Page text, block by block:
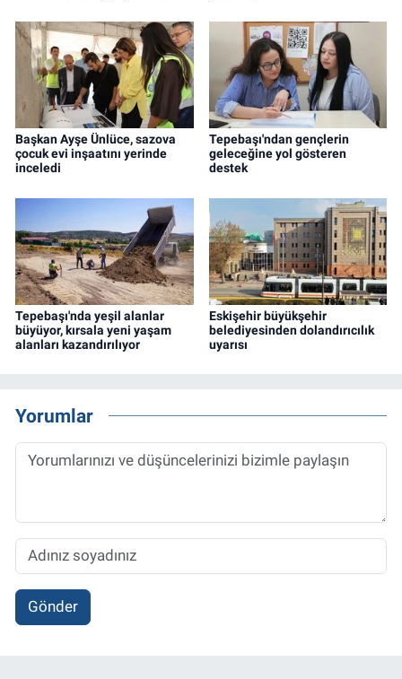
Başkan Ayşe Ünlüce, sazova
çocuk evi inşaatını yerinde
inceledi
Tepebaşı'ndan gençlerin
geleceğine yol gösteren
destek
Tepebaşı'nda yeşil alanlar
büyüyor, kırsala yeni yaşam
alanları kazandırılıyor
Eskişehir büyükşehir
belediyesinden dolandırıcılık
uyarısı
Yorumlar
Gönder